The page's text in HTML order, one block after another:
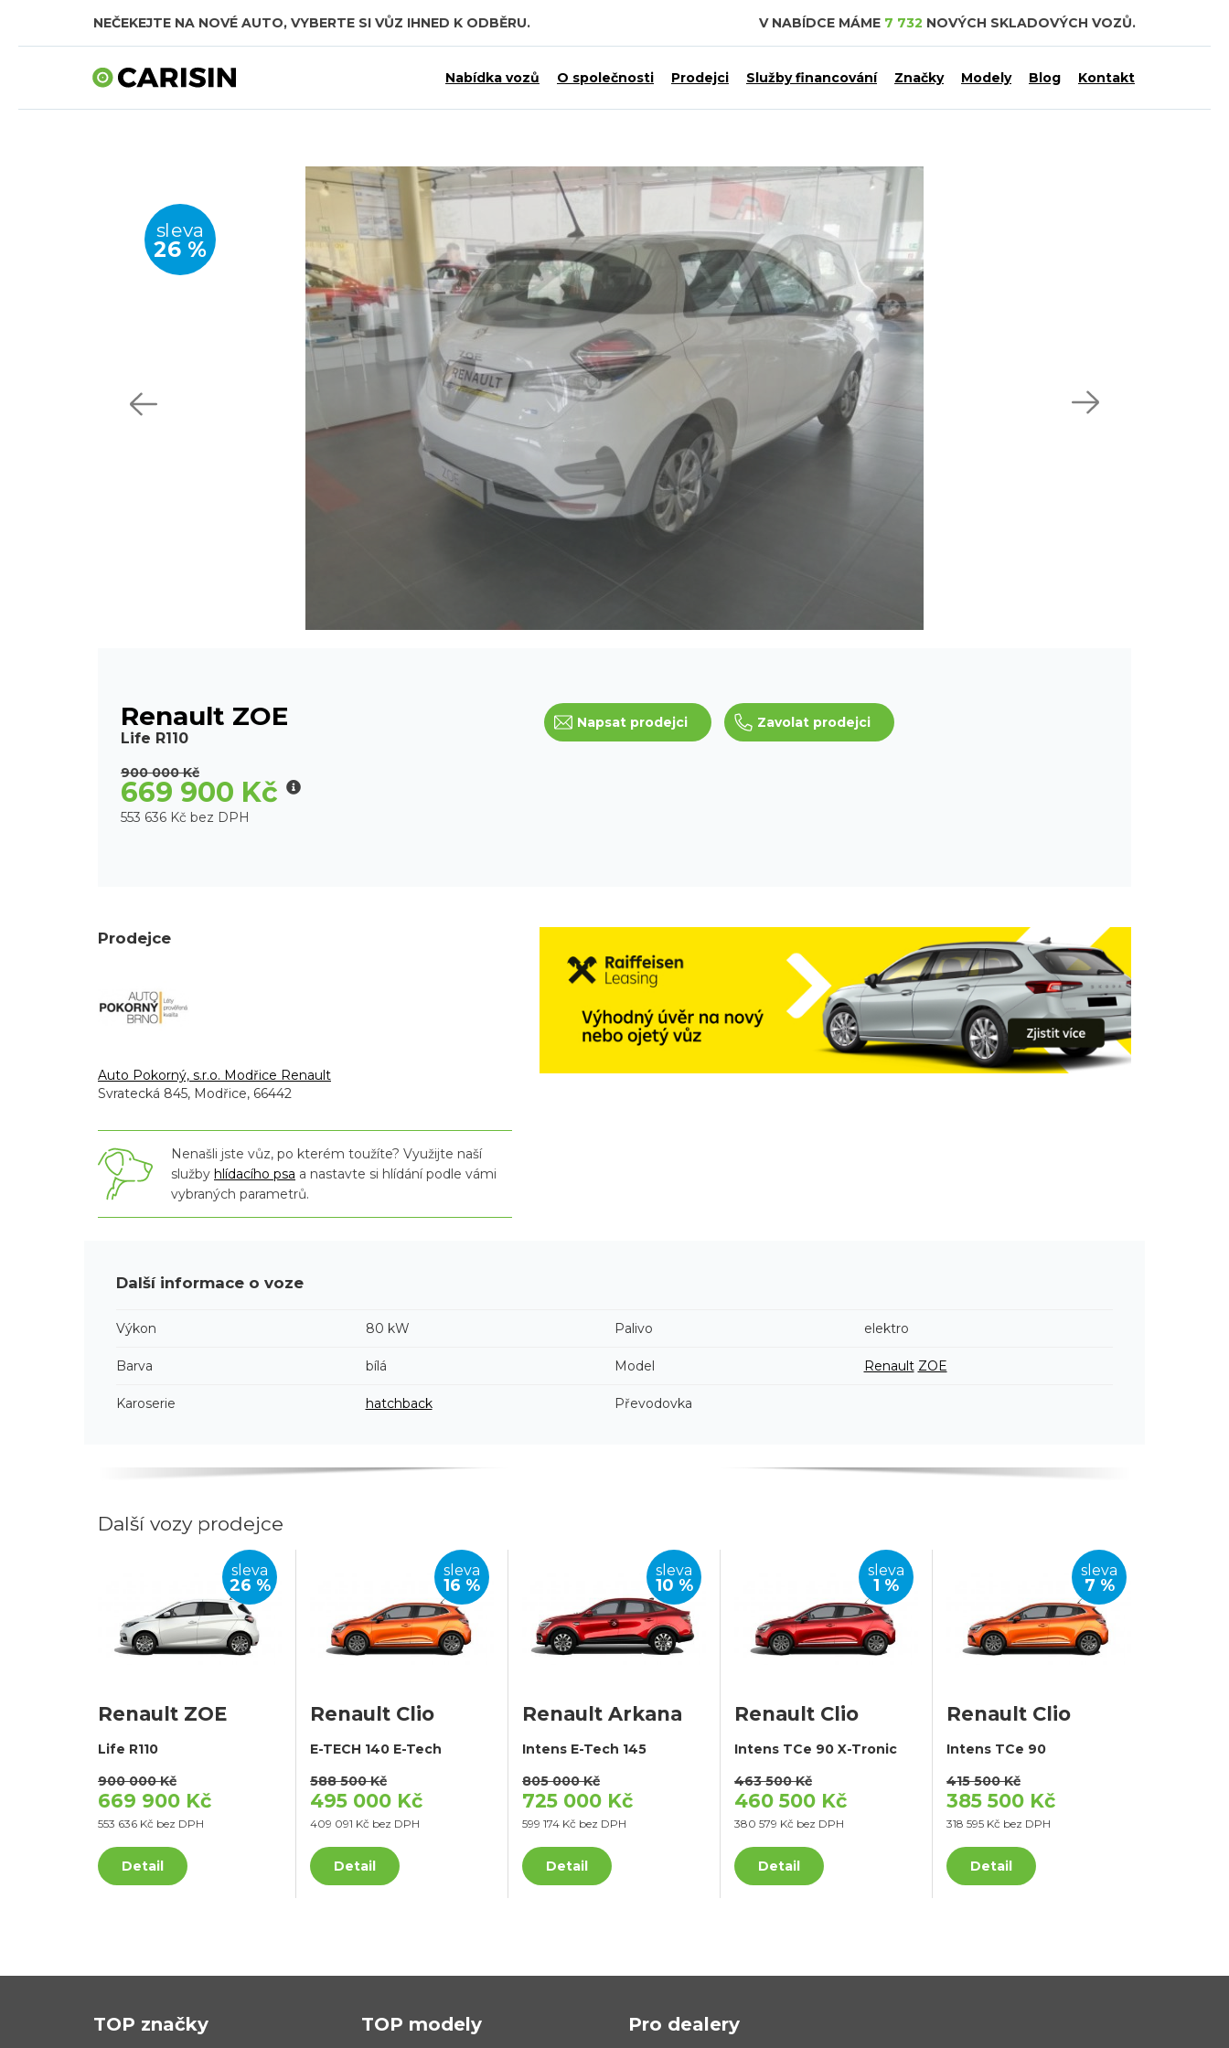
NEČEKEJTE NA NOVÉ AUTO, VYBERTE SI VŮZ IHNED K ODBĚRU. V NABÍDCE MÁME 7 732 NOVÝCH SKLADOVÝCH VOZŮ.
Nabídka vozů O společnosti Prodejci Služby financování Značky Modely Blog Kontakt
sleva
26 %
Renault ZOE
Life R110
900 000 Kč
669 900 Kč
553 636 Kč bez DPH
Napsat prodejci Zavolat prodejci
Prodejce
Auto Pokorný, s.r.o. Modřice Renault
Svratecká 845, Modřice, 66442
Nenašli jste vůz, po kterém toužíte? Využijte naší
služby hlídacího psa a nastavte si hlídání podle vámi
vybraných parametrů.
Další informace o voze
Výkon 80 kW Palivo elektro
Barva bílá Model Renault ZOE
Karoserie hatchback Převodovka
Další vozy prodejce
sleva
26 %
Renault ZOE
Life R110
900 000 Kč
669 900 Kč
553 636 Kč bez DPH
Detail
sleva
16 %
Renault Clio
E-TECH 140 E-Tech
588 500 Kč
495 000 Kč
409 091 Kč bez DPH
Detail
sleva
10 %
Renault Arkana
Intens E-Tech 145
805 000 Kč
725 000 Kč
599 174 Kč bez DPH
Detail
sleva
1 %
Renault Clio
Intens TCe 90 X-Tronic
463 500 Kč
460 500 Kč
380 579 Kč bez DPH
Detail
sleva
7 %
Renault Clio
Intens TCe 90
415 500 Kč
385 500 Kč
318 595 Kč bez DPH
Detail
TOP značky TOP modely Pro dealery